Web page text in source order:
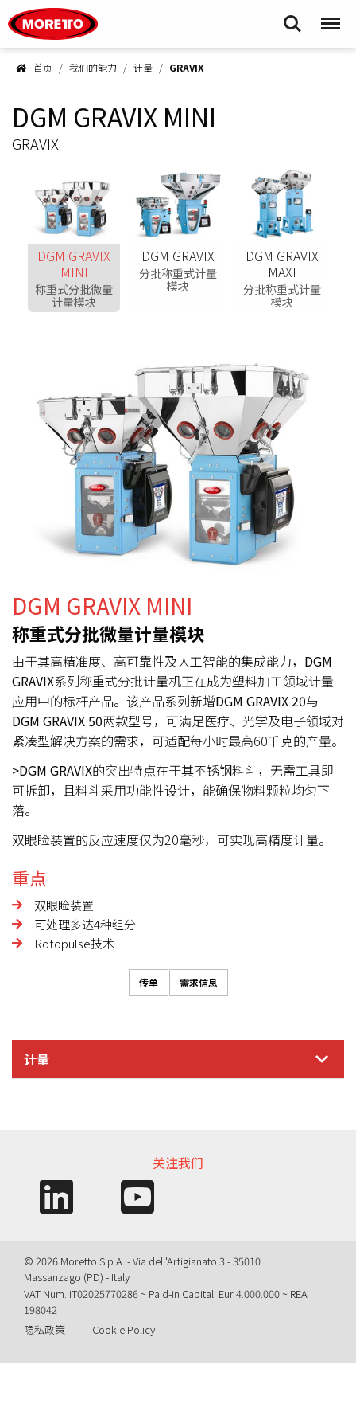
Search Menu
首页 我们的能力 计量 GRAVIX
DGM GRAVIX MINI
GRAVIX
DGM GRAVIX
MINI
称重式分批微量
计量模块
DGM GRAVIX
分批称重式计量
模块
DGM GRAVIX
MAXI
分批称重式计量
模块
DGM GRAVIX MINI
称重式分批微量计量模块
由于其高精准度、高可靠性及人工智能的集成能力， DGM
GRAVIX系列称重式分批计量机正在成为塑料加工领域计量
应用中的标杆产品。该产品系列新增DGM GRAVIX 20与
DGM GRAVIX 50两款型号，可满足医疗、光学及电子领域对
紧凑型解决方案的需求，可适配每小时最高60千克的产量。
>DGM GRAVIX的突出特点在于其不锈钢料斗，无需工具即
可拆卸，且料斗采用功能性设计，能确保物料颗粒均匀下
落。
双眼睑装置的反应速度仅为20毫秒，可实现高精度计量。
重点
双眼睑装置
可处理多达4种组分
Rotopulse技术
传单 需求信息
计量
关注我们
© 2026 Moretto S.p.A. - Via dell'Artigianato 3 - 35010
Massanzago (PD) - Italy
VAT Num. IT02025770286 ~ Paid-in Capital: Eur 4.000.000 ~ REA
198042
隐私政策
Cookie Policy